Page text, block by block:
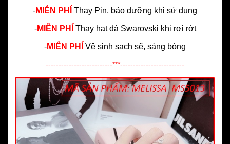
-MIỄN PHÍ Thay Pin, bảo dưỡng khi sử dụng
-MIỄN PHÍ Thay hạt đá Swarovski khi rơi rớt
-MIỄN PHÍ Vệ sinh sạch sẽ, sáng bóng
--------------------------***-------------------------